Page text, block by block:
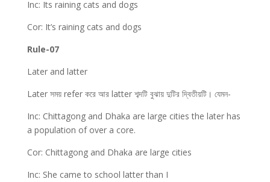
Inc: Its raining cats and dogs
Cor: It’s raining cats and dogs
Rule-07
Later and latter
Later সময় refer করে আর latter শব্দটি বুঝায় দুটির দ্বিতীয়টি। যেমন-
Inc: Chittagong and Dhaka are large cities the later has
a population of over a core.
Cor: Chittagong and Dhaka are large cities
Inc: She came to school latter than I